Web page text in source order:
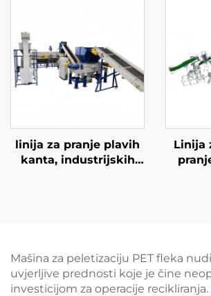
linija za pranje plavih
kanta, industrijskih
Linija
Mašina za peletizaciju PET fleka
uvjerljive prednosti koje je čine
investicijom za operacije recikliranja.